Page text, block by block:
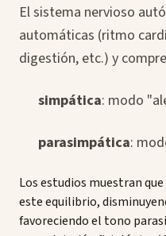
El sistema nervioso
automáticas (ritmo
digestión, etc.) y
simpática: modo
parasimpática:
Los estudios muestran
este equilibrio,
favoreciendo el tono